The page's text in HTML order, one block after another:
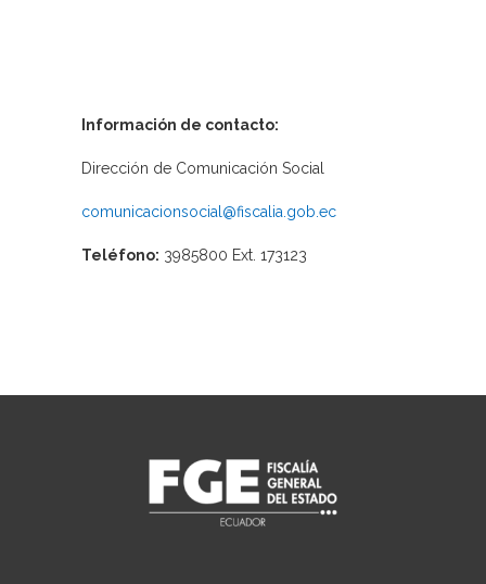
Información de contacto:
Dirección de Comunicación Social
comunicacionsocial@fiscalia.gob.ec
Teléfono: 3985800 Ext. 173123